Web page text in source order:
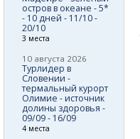
остров в океане - 5*
- 10 дней - 11/10 -
20/10
3 места
10 августа 2026
Турлидер в
Словении -
термальный курорт
Олимие - источник
долины здоровья -
09/09 - 16/09
4 места